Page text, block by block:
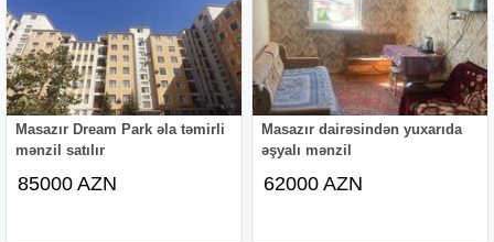
Masazır Dream Park əla təmirli
mənzil satılır
85000 AZN
Masazır dairəsindən yuxarıda
əşyalı mənzil
62000 AZN